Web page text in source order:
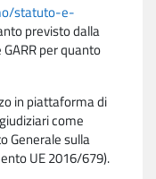
statuto-e-
previsto dalla
per quanto
in piattaforma di
come
Generale sulla
UE 2016/679).